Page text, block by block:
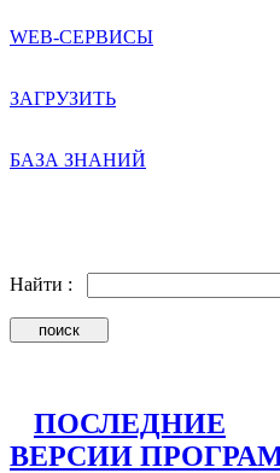
WEB-СЕРВИСЫ
ЗАГРУЗИТЬ
БАЗА ЗНАНИЙ
Найти :
ПОСЛЕДНИЕ
ВЕРСИИ